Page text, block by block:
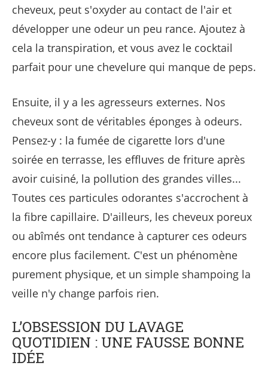
cheveux, peut s'oxyder au contact de l'air et
développer une odeur un peu rance. Ajoutez à
cela la transpiration, et vous avez le cocktail
parfait pour une chevelure qui manque de peps.
Ensuite, il y a les agresseurs externes. Nos
cheveux sont de véritables éponges à odeurs.
Pensez-y : la fumée de cigarette lors d'une
soirée en terrasse, les effluves de friture après
avoir cuisiné, la pollution des grandes villes...
Toutes ces particules odorantes s'accrochent à
la fibre capillaire. D'ailleurs, les cheveux poreux
ou abîmés ont tendance à capturer ces odeurs
encore plus facilement. C'est un phénomène
purement physique, et un simple shampoing la
veille n'y change parfois rien.
L’OBSESSION DU LAVAGE
QUOTIDIEN : UNE FAUSSE BONNE
IDÉE